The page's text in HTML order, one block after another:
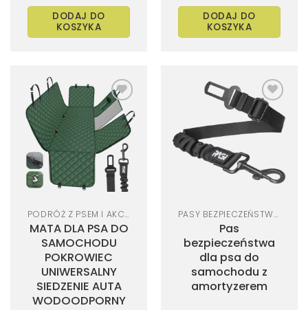
wynosiła:
89.99 zł.
wynosi:
DODAJ DO
KOSZYKA
DODAJ DO
KOSZYKA
Dodaj
do
listy
życzeń
PODRÓŻ Z PSEM I AKCESORIA SAMOCHODOWE
MATA DLA PSA DO
SAMOCHODU
POKROWIEC
UNIWERSALNY
SIEDZENIE AUTA
WODOODPORNY
Dodaj
do
listy
PASY BEZPIECZEŃSTWA I SZELKI DO AUTA
Pas
bezpieczeństwa
dla psa do
samochodu z
amortyzerem